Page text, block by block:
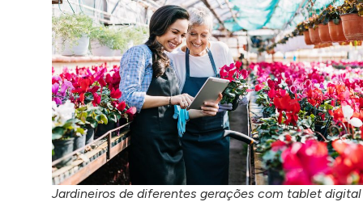
Jardineiros de diferentes gerações com tablet digital